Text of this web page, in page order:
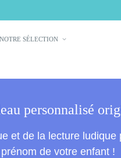
NOTRE SÉLECTION
personnalisé
et de la lecture ludique
de votre enfant !